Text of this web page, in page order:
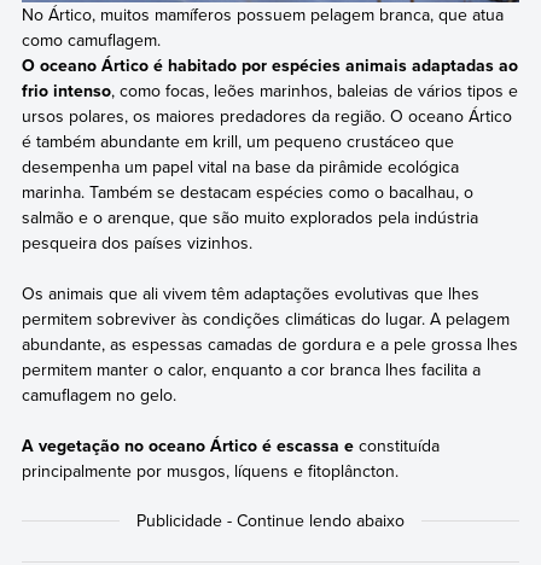
No Ártico, muitos mamíferos possuem pelagem branca, que atua
como camuflagem.
O oceano Ártico é habitado por espécies animais adaptadas ao
frio intenso, como focas, leões marinhos, baleias de vários tipos e
ursos polares, os maiores predadores da região. O oceano Ártico
é também abundante em krill, um pequeno crustáceo que
desempenha um papel vital na base da pirâmide ecológica
marinha. Também se destacam espécies como o bacalhau, o
salmão e o arenque, que são muito explorados pela indústria
pesqueira dos países vizinhos.
Os animais que ali vivem têm adaptações evolutivas que lhes
permitem sobreviver às condições climáticas do lugar. A pelagem
abundante, as espessas camadas de gordura e a pele grossa lhes
permitem manter o calor, enquanto a cor branca lhes facilita a
camuflagem no gelo.
A vegetação no oceano Ártico é escassa econstituída
principalmente por musgos, líquens e fitoplâncton.